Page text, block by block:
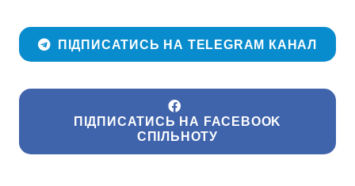
ПІДПИСАТИСЬ НА TELEGRAM КАНАЛ
ПІДПИСАТИСЬ НА FACEBOOK
СПІЛЬНОТУ